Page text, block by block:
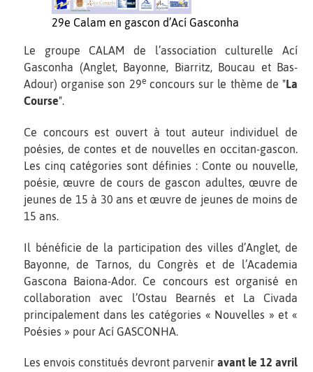
29e Calam en gascon d’Ací Gasconha
Le groupe CALAM de l’association culturelle Ací
Gasconha (Anglet, Bayonne, Biarritz, Boucau et Bas-
Adour) organise son 29econcours sur le thème de "La
Course".
Ce concours est ouvert à tout auteur individuel de
poésies, de contes et de nouvelles en occitan-gascon.
Les cinq catégories sont définies : Conte ou nouvelle,
poésie, œuvre de cours de gascon adultes, œuvre de
jeunes de 15 à 30 ans et œuvre de jeunes de moins de
15 ans.
Il bénéficie de la participation des villes d’Anglet, de
Bayonne, de Tarnos, du Congrès et de l’Academia
Gascona Baiona-Ador. Ce concours est organisé en
collaboration avec l’Ostau Bearnés et La Civada
principalement dans les catégories « Nouvelles » et «
Poésies » pour Ací GASCONHA.
Les envois constitués devront parvenir avant le 12 avril